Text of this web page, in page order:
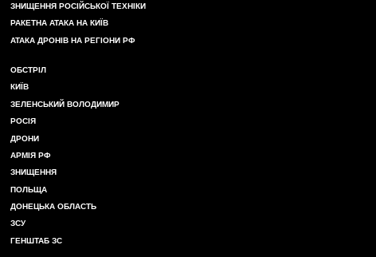
ЗНИЩЕННЯ РОСІЙСЬКОЇ ТЕХНІКИ
РАКЕТНА АТАКА НА КИЇВ
АТАКА ДРОНІВ НА РЕГІОНИ РФ
ОБСТРІЛ
КИЇВ
ЗЕЛЕНСЬКИЙ ВОЛОДИМИР
РОСІЯ
ДРОНИ
АРМІЯ РФ
ЗНИЩЕННЯ
ПОЛЬЩА
ДОНЕЦЬКА ОБЛАСТЬ
ЗСУ
ГЕНШТАБ ЗС